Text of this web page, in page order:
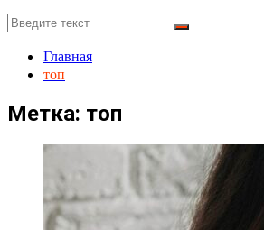
Главная
топ
Метка: топ